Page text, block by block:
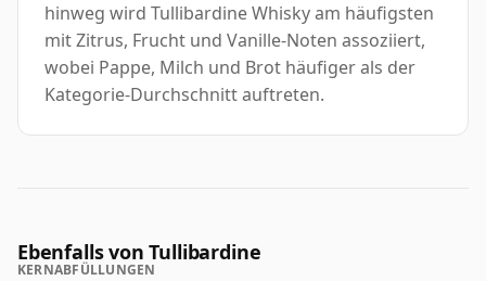
hinweg wird Tullibardine Whisky am häufigsten
mit Zitrus, Frucht und Vanille-Noten assoziiert,
wobei Pappe, Milch und Brot häufiger als der
Kategorie-Durchschnitt auftreten.
Ebenfalls von Tullibardine
KERNABFÜLLUNGEN